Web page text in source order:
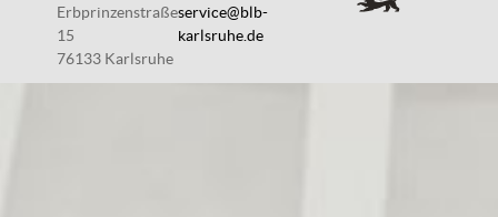
Erbprinzenstraße
15
76133 Karlsruhe
service@blb-
karlsruhe.de